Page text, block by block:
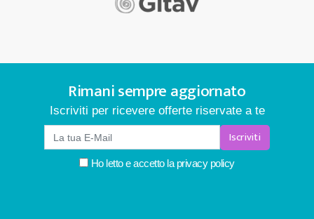
Rimani sempre aggiornato
Iscriviti per ricevere offerte riservate a te
Iscriviti
Ho letto e accetto laprivacy policy